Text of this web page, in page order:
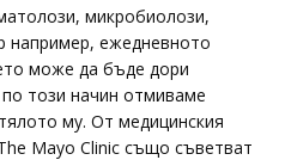
микробиолози,
ежедневното
може да бъде дори
този начин отмиваме
му. От медицинския
Mayo Clinic също съветват